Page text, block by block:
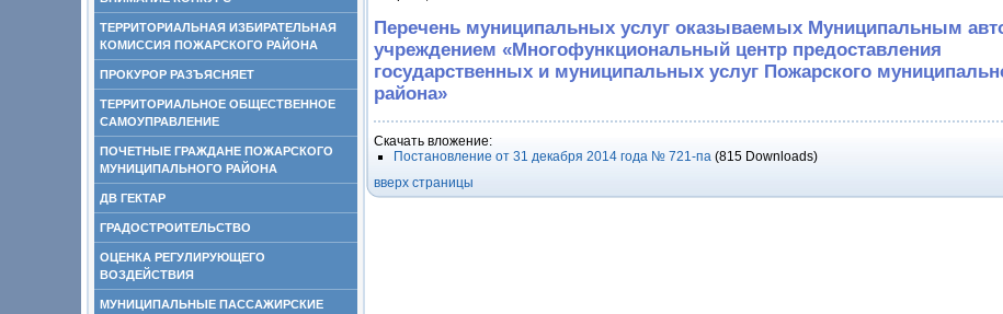
ТЕРРИТОРИАЛЬНАЯ ИЗБИРАТЕЛЬНАЯ
КОМИССИЯ ПОЖАРСКОГО РАЙОНА
ПРОКУРОР РАЗЪЯСНЯЕТ
ТЕРРИТОРИАЛЬНОЕ ОБЩЕСТВЕННОЕ
САМОУПРАВЛЕНИЕ
ПОЧЕТНЫЕ ГРАЖДАНЕ ПОЖАРСКОГО
МУНИЦИПАЛЬНОГО РАЙОНА
ДВ ГЕКТАР
ГРАДОСТРОИТЕЛЬСТВО
ОЦЕНКА РЕГУЛИРУЮЩЕГО
ВОЗДЕЙСТВИЯ
МУНИЦИПАЛЬНЫЕ ПАССАЖИРСКИЕ
Перечень муниципальных услуг оказываемых Муниципальным
учреждением «Многофункциональный центр предоставления
государственных и муниципальных услуг Пожарского
района»
Скачать вложение:
Постановление от 31 декабря 2014 года № 721-па (815 Downloads)
вверх страницы